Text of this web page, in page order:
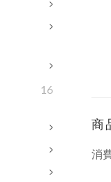
16
商
消